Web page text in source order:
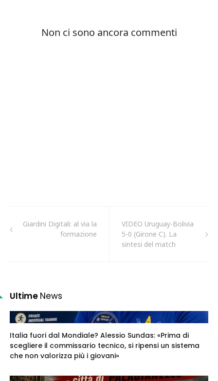
Giardini Digitali: al via la
formazione
VIDEO Uruguay-Bolivia
5-0 (Girone C). La
sintesi del match
Ultime News
Italia fuori dal Mondiale? Alessio Sundas: «Prima di
scegliere il commissario tecnico, si ripensi un sistema
che non valorizza più i giovani»